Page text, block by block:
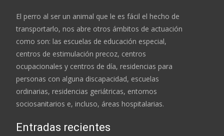
El perro al ser un animal que le es fácil el hecho de
transportarlo, nos abre otros ámbitos de actuación
como son: las escuelas de educación especial,
centros de estimulación precoz, centros
ocupacionales y centros de día, residencias para
personas con alguna discapacidad, escuelas
ordinarias, residencias geriátricas, entornos
sociosanitarios e, incluso, áreas hospitalarias.
Entradas recientes